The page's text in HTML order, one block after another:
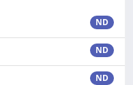
ND
ND
ND